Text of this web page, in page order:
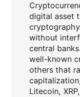
digital asset
without
central
well-known
others that
Litecoin,